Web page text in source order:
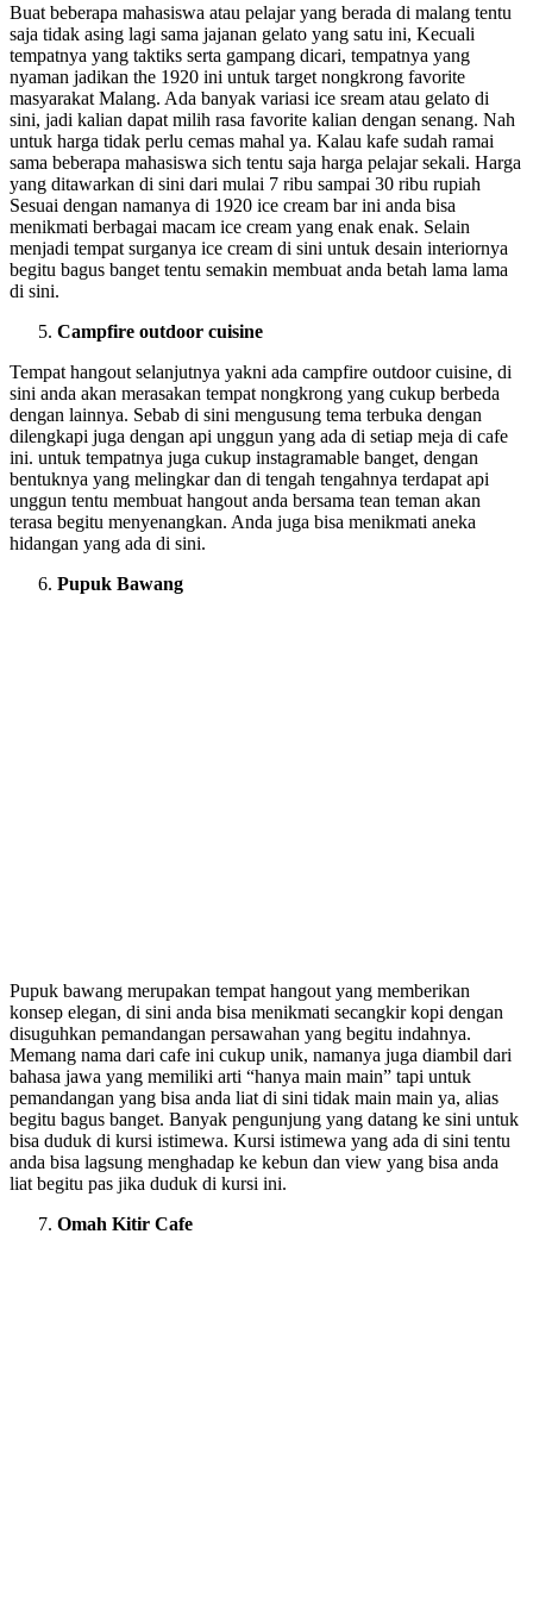
Buat beberapa mahasiswa atau pelajar yang berada di malang tentu
saja tidak asing lagi sama jajanan gelato yang satu ini, Kecuali
tempatnya yang taktiks serta gampang dicari, tempatnya yang
nyaman jadikan the 1920 ini untuk target nongkrong favorite
masyarakat Malang. Ada banyak variasi ice sream atau gelato di
sini, jadi kalian dapat milih rasa favorite kalian dengan senang. Nah
untuk harga tidak perlu cemas mahal ya. Kalau kafe sudah ramai
sama beberapa mahasiswa sich tentu saja harga pelajar sekali. Harga
yang ditawarkan di sini dari mulai 7 ribu sampai 30 ribu rupiah
Sesuai dengan namanya di 1920 ice cream bar ini anda bisa
menikmati berbagai macam ice cream yang enak enak. Selain
menjadi tempat surganya ice cream di sini untuk desain interiornya
begitu bagus banget tentu semakin membuat anda betah lama lama
di sini.
Campfire outdoor cuisine
Tempat hangout selanjutnya yakni ada campfire outdoor cuisine, di
sini anda akan merasakan tempat nongkrong yang cukup berbeda
dengan lainnya. Sebab di sini mengusung tema terbuka dengan
dilengkapi juga dengan api unggun yang ada di setiap meja di cafe
ini. untuk tempatnya juga cukup instagramable banget, dengan
bentuknya yang melingkar dan di tengah tengahnya terdapat api
unggun tentu membuat hangout anda bersama tean teman akan
terasa begitu menyenangkan. Anda juga bisa menikmati aneka
hidangan yang ada di sini.
Pupuk Bawang
Pupuk bawang merupakan tempat hangout yang memberikan
konsep elegan, di sini anda bisa menikmati secangkir kopi dengan
disuguhkan pemandangan persawahan yang begitu indahnya.
Memang nama dari cafe ini cukup unik, namanya juga diambil dari
bahasa jawa yang memiliki arti “hanya main main” tapi untuk
pemandangan yang bisa anda liat di sini tidak main main ya, alias
begitu bagus banget. Banyak pengunjung yang datang ke sini untuk
bisa duduk di kursi istimewa. Kursi istimewa yang ada di sini tentu
anda bisa lagsung menghadap ke kebun dan view yang bisa anda
liat begitu pas jika duduk di kursi ini.
Omah Kitir Cafe